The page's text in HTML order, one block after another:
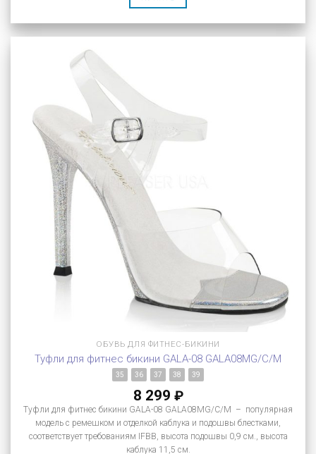
ОБУВЬ ДЛЯ ФИТНЕС-БИКИНИ
Туфли для фитнес бикини GALA-08 GALA08MG/C/M
35 36 37 38 39
8 299 ₽
Туфли для фитнес бикини GALA-08 GALA08MG/C/M – популярная
модель с ремешком и отделкой каблука и подошвы блестками,
соответствует требованиям IFBB, высота подошвы 0,9 см., высота
каблука 11,5 см.